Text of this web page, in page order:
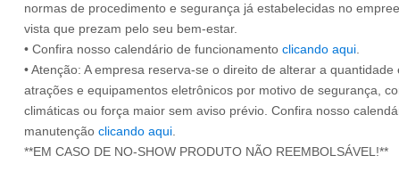
normas de procedimento e segurança já estabelecidas no
vista que prezam pelo seu bem-estar.
• Confira nosso calendário de funcionamento clicando aqui
• Atenção: A empresa reserva-se o direito de alterar a
atrações e equipamentos eletrônicos por motivo de segurança,
climáticas ou força maior sem aviso prévio. Confira nosso
manutenção clicando aqui